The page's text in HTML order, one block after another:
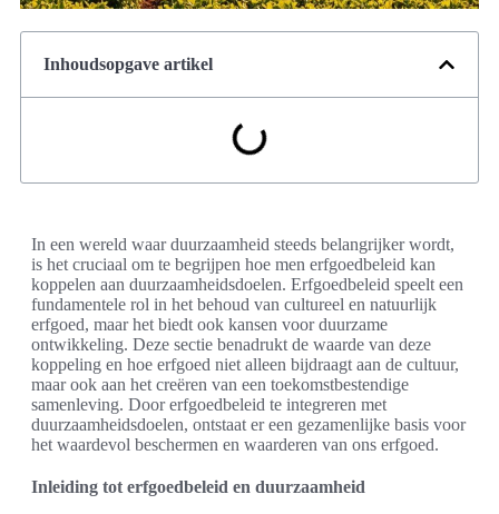
Inhoudsopgave artikel
In een wereld waar duurzaamheid steeds belangrijker wordt,
is het cruciaal om te begrijpen hoe men erfgoedbeleid kan
koppelen aan duurzaamheidsdoelen. Erfgoedbeleid speelt een
fundamentele rol in het behoud van cultureel en natuurlijk
erfgoed, maar het biedt ook kansen voor duurzame
ontwikkeling. Deze sectie benadrukt de waarde van deze
koppeling en hoe erfgoed niet alleen bijdraagt aan de cultuur,
maar ook aan het creëren van een toekomstbestendige
samenleving. Door erfgoedbeleid te integreren met
duurzaamheidsdoelen, ontstaat er een gezamenlijke basis voor
het waardevol beschermen en waarderen van ons erfgoed.
Inleiding tot erfgoedbeleid en duurzaamheid